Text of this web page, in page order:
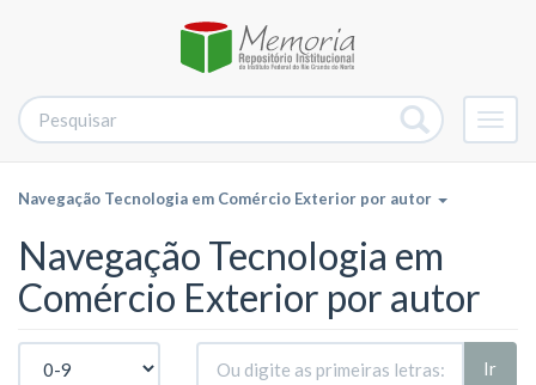
Navegação Tecnologia em Comércio Exterior por autor
Navegação Tecnologia em
Comércio Exterior por autor
Ir